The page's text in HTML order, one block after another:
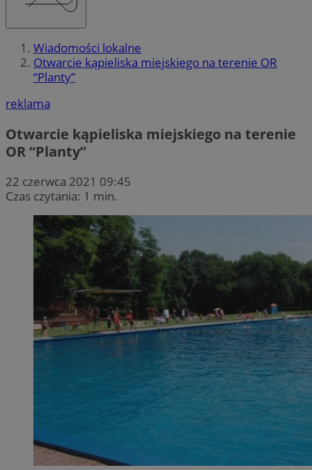
Wiadomości lokalne
Otwarcie kąpieliska miejskiego na terenie OR
“Planty”
reklama
Otwarcie kąpieliska miejskiego na terenie
OR “Planty”
22 czerwca 2021 09:45
Czas czytania: 1 min.